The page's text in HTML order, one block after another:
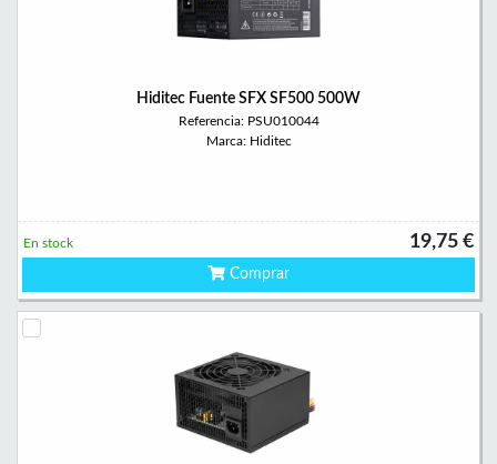
Hiditec Fuente SFX SF500 500W
Referencia: PSU010044
Marca: Hiditec
19,75 €
En stock
Comprar